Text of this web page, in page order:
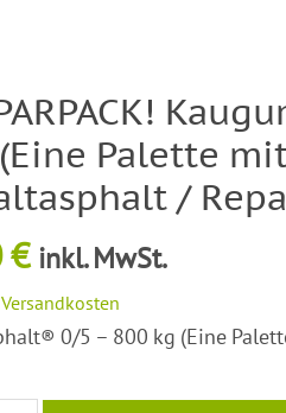
Palette
/
€ inkl. MwSt.
Versandkosten
0/5 – 800 kg (Eine